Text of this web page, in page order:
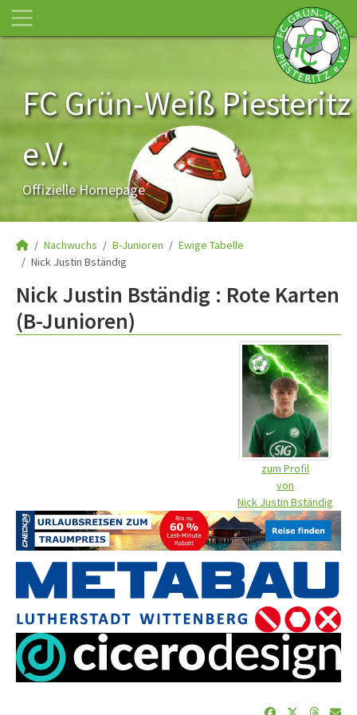
FC Grün-Weiß Piesteritz
e.V.
Offizielle Homepage
Nachwuchs B-Junioren
Ewige Tabelle
Nick Justin Bständig
Nick Justin Bständig : Rote Karten
(B-Junioren)
zum Profil
von
Nick Justin Bständig